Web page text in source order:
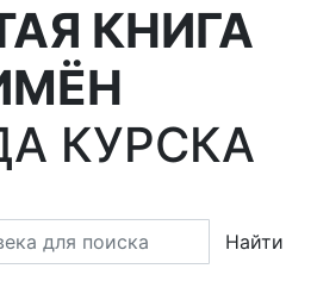
КНИГА
КУРСКА
Найти